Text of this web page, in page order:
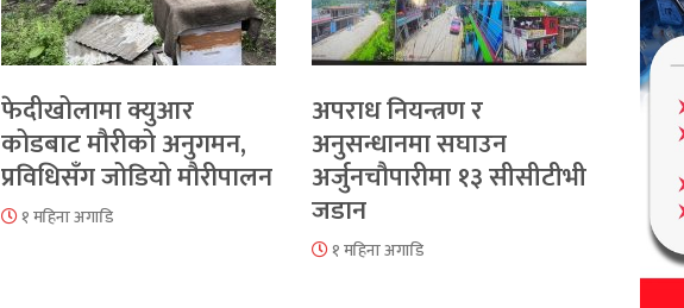
फेदीखोलामा क्युआर
कोडबाट मौरीको अनुगमन,
प्रविधिसँग जोडियो मौरीपालन
१ महिना अगाडि
अपराध नियन्त्रण र
अनुसन्धानमा सघाउन
अर्जुनचौपारीमा १३ सीसीटीभी
जडान
१ महिना अगाडि